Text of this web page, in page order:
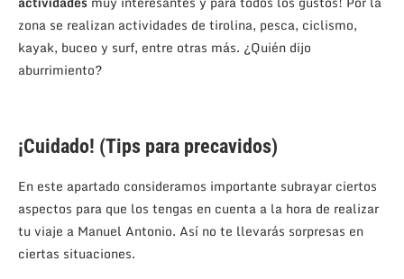
zona se realizan actividades de tirolina, pesca, ciclismo,
kayak, buceo y surf, entre otras más. ¿Quién dijo
aburrimiento?
¡Cuidado! (Tips para precavidos)
En este apartado consideramos importante subrayar ciertos
aspectos para que los tengas en cuenta a la hora de realizar
tu viaje a Manuel Antonio. Así no te llevarás sorpresas en
ciertas situaciones.